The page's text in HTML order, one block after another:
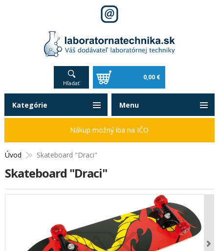
Hľadať
0,00 €
Úvod Skateboard "Draci"
Skateboard "Draci"
Kategórie
Nákup možný iba na IČO
Menu